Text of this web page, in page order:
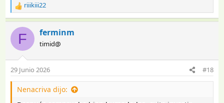
R
e
a
o
n
e
riiikiii22
F ferminm
timid@
29 Junio 2026 #18
Nenacriva dijo: